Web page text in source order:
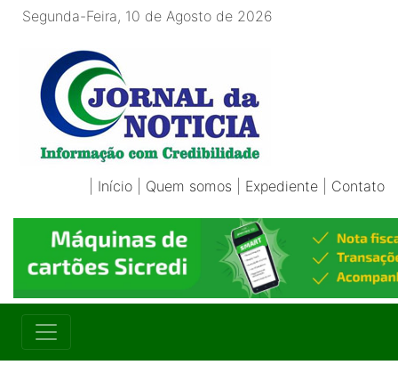
Segunda-Feira, 10 de Agosto de 2026
Início Quem somos Expediente Contato